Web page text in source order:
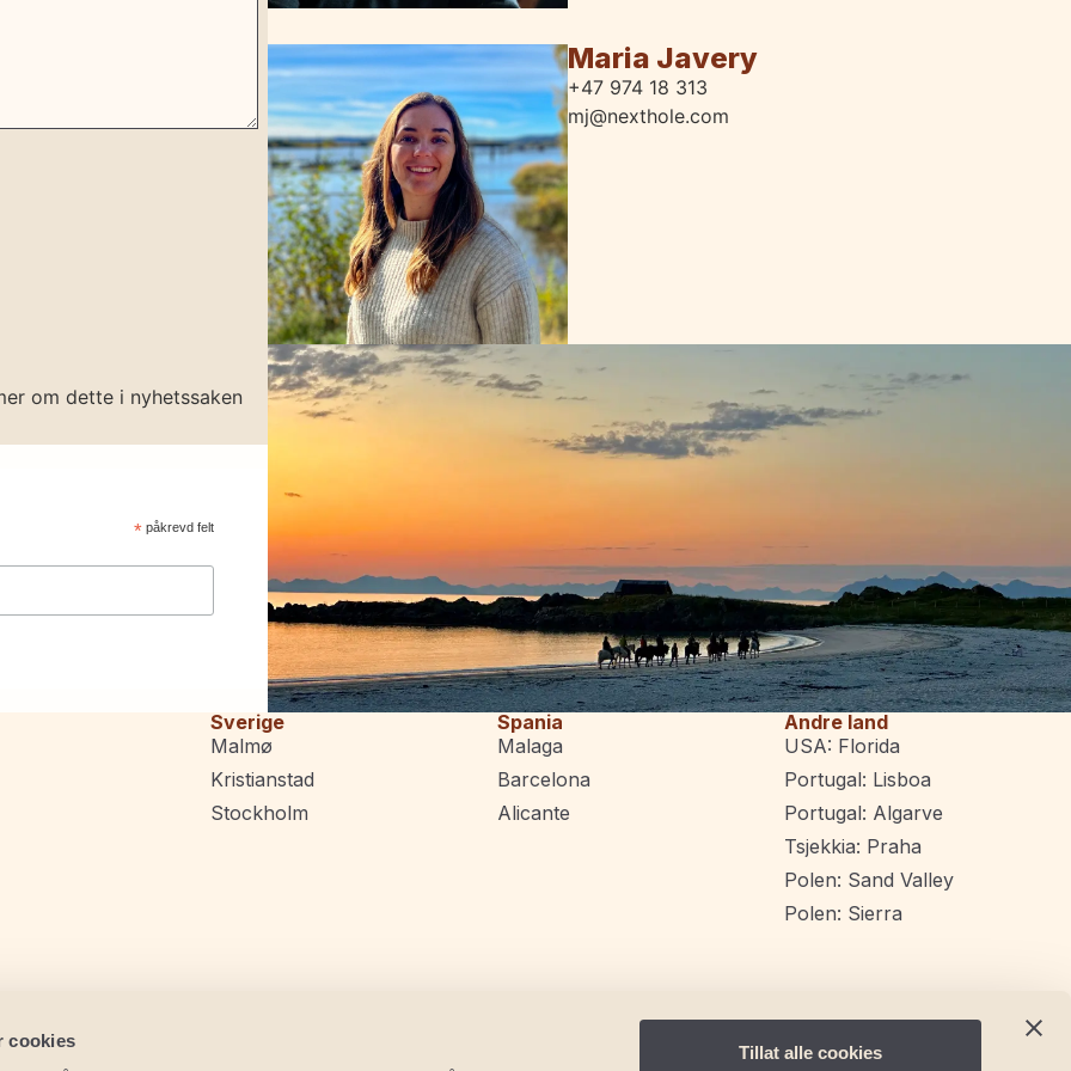
cookies
Tillat alle cookies
Maria Javery
+47 974 18 313
mj@nexthole.com
om dette i nyhetssaken
*påkrevd felt
Sverige
Malmø
Kristianstad
Stockholm
Spania
Malaga
Barcelona
Alicante
Andre land
USA: Florida
Portugal: Lisboa
Portugal: Algarve
Tsjekkia: Praha
Polen: Sand Valley
Polen: Sierra